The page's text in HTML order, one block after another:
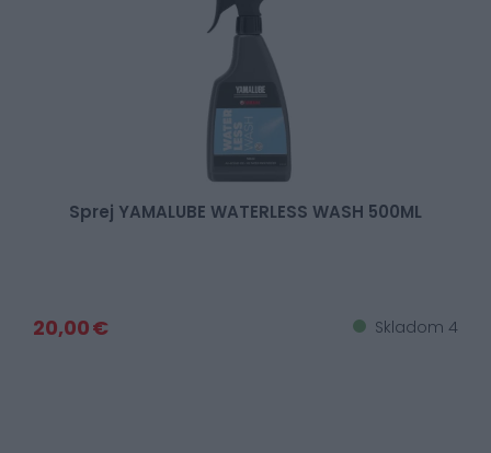
Sprej YAMALUBE WATERLESS WASH 500ML
20,00 € Skladom 4